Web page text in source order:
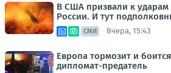
В США призвали к
России. И тут
СМИ Вчера, 15:43
Европа тормозит и
дипломат-предатель